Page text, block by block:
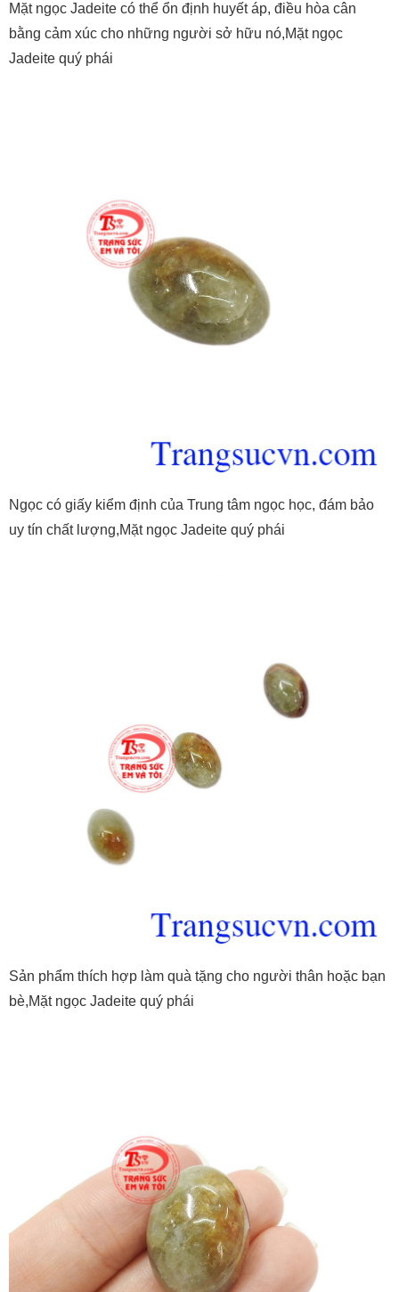
Mặt ngọc Jadeite có thể ổn định huyết áp, điều hòa cân
bằng cảm xúc cho những người sở hữu nó,Mặt ngọc
Jadeite quý phái
Ngọc có giấy kiểm định của Trung tâm ngọc học, đám bảo
uy tín chất lượng,Mặt ngọc Jadeite quý phái
Sản phẩm thích hợp làm quà tặng cho người thân hoặc bạn
bè,Mặt ngọc Jadeite quý phái